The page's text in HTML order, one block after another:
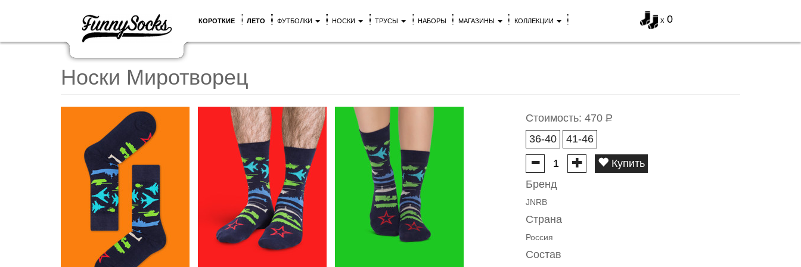
x 0
КОРОТКИЕ ЛЕТО ФУТБОЛКИ НОСКИ ТРУСЫ НАБОРЫ МАГАЗИНЫ КОЛЛЕКЦИИ
Носки Миротворец
Стоимость: 470 Р
36-40
41-46
Купить
Бренд
JNRB
Страна
Россия
Состав